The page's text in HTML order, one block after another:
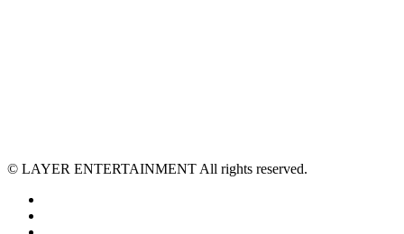
© LAYER ENTERTAINMENT All rights reserved.